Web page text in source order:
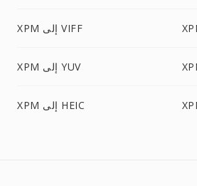
XPM إلى VIFF
XPM إلى YUV
XPM إلى HEIC